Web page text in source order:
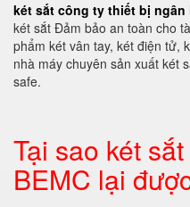
két sắt công ty thiết bị ngân
két sắt Đảm bảo an toàn cho
phẩm két vân tay, két điện tử,
nhà máy chuyên sản xuất két
safe.
Tại sao két
BEMC lại